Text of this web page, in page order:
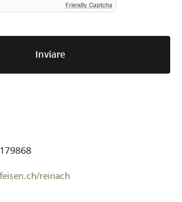
Friendly Captcha
Inviare
reinach